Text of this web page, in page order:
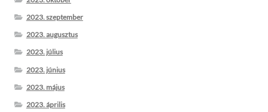
2023. szeptember
2023. augusztus
2023. július
2023. június
2023. május
2023. április